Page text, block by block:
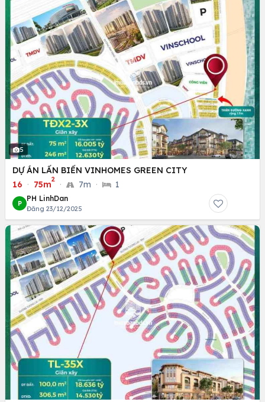
5
DỰ ÁN LẤN BIỂN VINHOMES GREEN CITY
16 · 75m
2
· 7m · 1
P
PH LinhDan
Đăng 23/12/2025